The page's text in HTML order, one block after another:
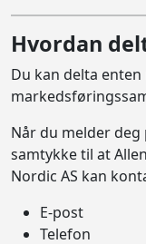
Hvordan
Du kan delta
Når du melder deg
samtykke til at
Nordic AS kan
E-post
Telefon